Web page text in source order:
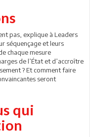
pas, explique à Leaders
séquençage et leurs
chaque mesure
de l’État et d’accroître
? Et comment faire
seront
qui